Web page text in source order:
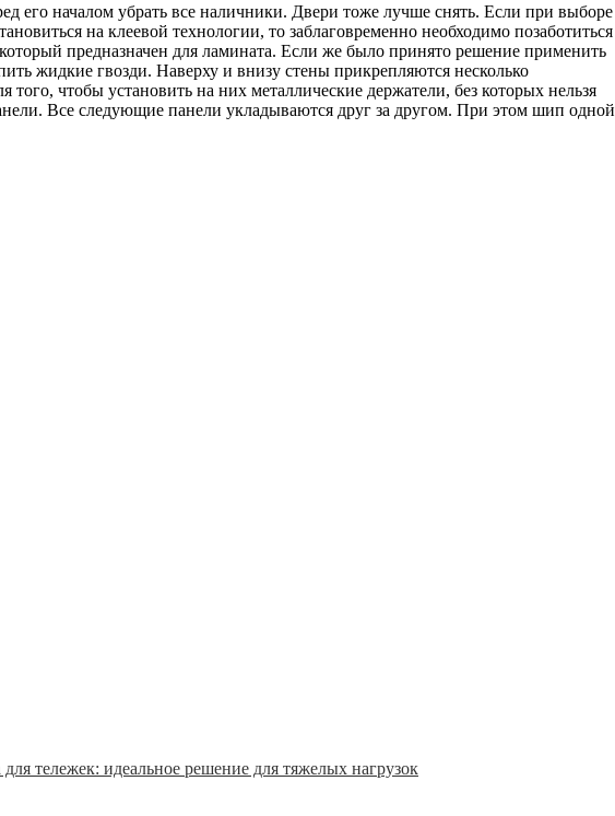
его началом убрать все наличники. Двери тоже лучше снять. Если при выборе
на клеевой технологии, то заблаговременно необходимо позаботиться
предназначен для ламината. Если же было принято решение применить
жидкие гвозди. Наверху и внизу стены прикрепляются несколько
чтобы установить на них металлические держатели, без которых нельзя
Все следующие панели укладываются друг за другом. При этом шип одной
тележек: идеальное решение для тяжелых нагрузок